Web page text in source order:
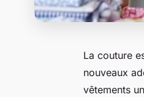
La couture
nouveaux
vêtements